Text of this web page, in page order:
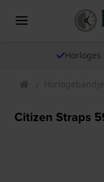
Horloges
Citizen Straps